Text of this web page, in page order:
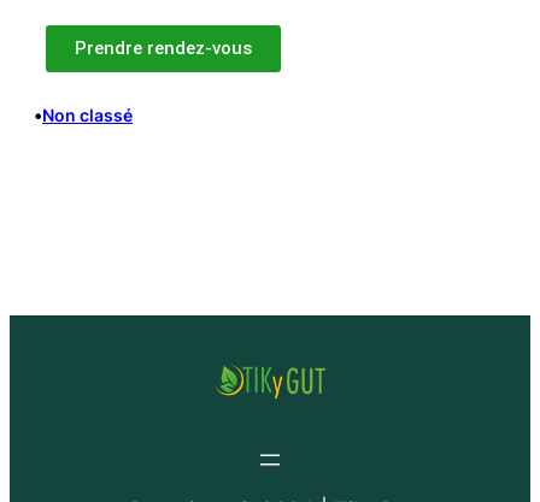
Prendre rendez-vous
•Non classé